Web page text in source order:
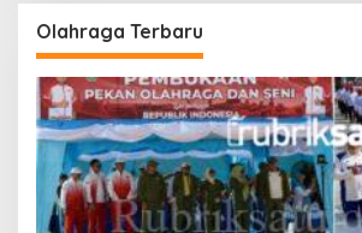
Olahraga Terbaru